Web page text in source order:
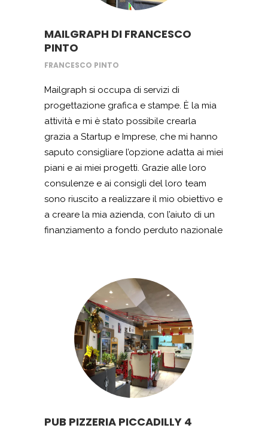
MAILGRAPH DI FRANCESCO
PINTO
FRANCESCO PINTO
Mailgraph si occupa di servizi di
progettazione grafica e stampe. È la mia
attività e mi è stato possibile crearla
grazia a Startup e Imprese, che mi hanno
saputo consigliare l’opzione adatta ai miei
piani e ai miei progetti. Grazie alle loro
consulenze e ai consigli del loro team
sono riuscito a realizzare il mio obiettivo e
a creare la mia azienda, con l’aiuto di un
finanziamento a fondo perduto nazionale
gli arredi per il mio store di Villaricca. Un
sogno che si realizza.
PUB PIZZERIA PICCADILLY 4